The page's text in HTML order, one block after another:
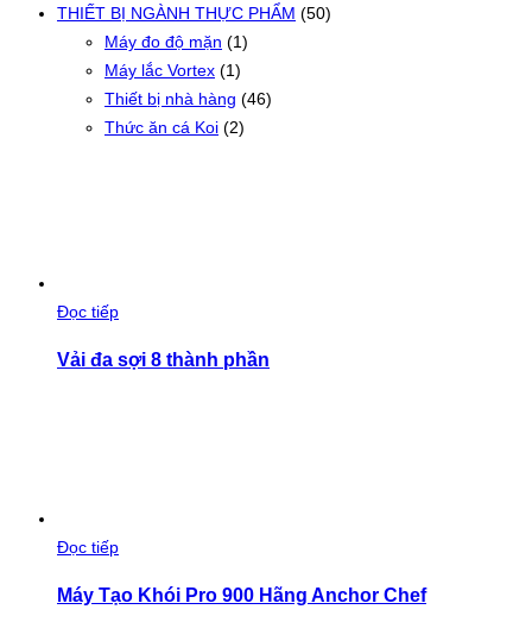
THIẾT BỊ NGÀNH THỰC PHẨM (50)
Máy đo độ mặn (1)
Máy lắc Vortex (1)
Thiết bị nhà hàng (46)
Thức ăn cá Koi (2)
Đọc tiếp
Vải đa sợi 8 thành phần
Đọc tiếp
Máy Tạo Khói Pro 900 Hãng Anchor Chef